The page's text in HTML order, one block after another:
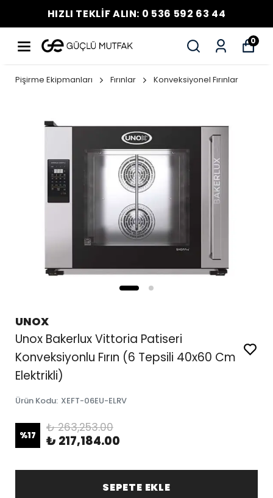
HIZLI TEKLİF ALIN: 0 536 592 63 44
0
Pişirme Ekipmanları Fırınlar Konveksiyonel Fırınlar
UNOX
Unox Bakerlux Vittoria Patiseri
Konveksiyonlu Fırın (6 Tepsili 40x60 Cm
Elektrikli)
Ürün Kodu: XEFT-06EU-ELRV
%17
₺ 263,253.00
₺ 217,184.00
SEPETE EKLE